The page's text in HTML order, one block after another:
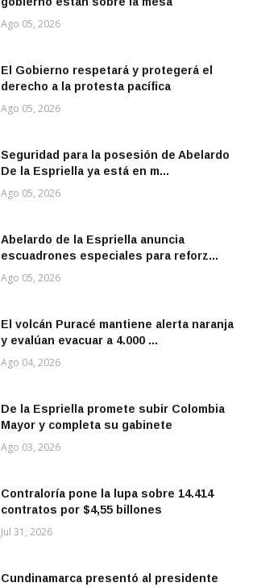
Ago 05, 2026
El Gobierno respetará y protegerá el
derecho a la protesta pacífica
Ago 05, 2026
Seguridad para la posesión de Abelardo
De la Espriella ya está en m...
Ago 05, 2026
Abelardo de la Espriella anuncia
escuadrones especiales para reforz...
Ago 05, 2026
El volcán Puracé mantiene alerta naranja
y evalúan evacuar a 4.000 ...
Ago 04, 2026
De la Espriella promete subir Colombia
Mayor y completa su gabinete
Ago 03, 2026
Contraloría pone la lupa sobre 14.414
contratos por $4,55 billones
Jul 31, 2026
Cundinamarca presentó al presidente